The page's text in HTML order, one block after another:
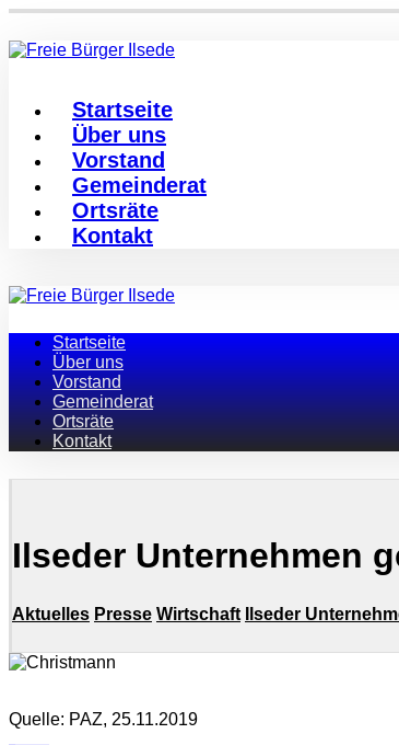
Startseite
Über uns
Vorstand
Gemeinderat
Ortsräte
Kontakt
Startseite
Über uns
Vorstand
Gemeinderat
Ortsräte
Kontakt
Ilseder Unternehmen
Aktuelles Presse Wirtschaft Ilseder
Quelle: PAZ, 25.11.2019